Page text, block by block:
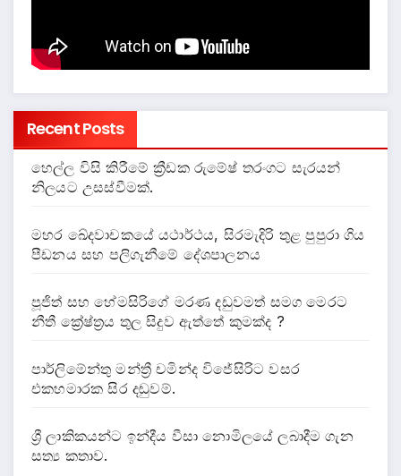
Recent Posts
හෙල්ල විසි කිරීමේ ක්‍රීඩක රුමේෂ් තරංගට සැරයන්
නිලයට උසස්වීමක්.
මහර ඛේදවාචකයේ යථාර්ථය, සිරමැදිරි තුළ පුපුරා ගිය
පීඩනය සහ පලිගැනීමේ දේශපාලනය
පූජිත් සහ හේමසිරිගේ මරණ දඩුවමත් සමග මෙරට
නීතී ක්‍රේෂ්ත්‍රය තුල සිදුව ඇත්තේ කුමක්ද ?
පාර්ලිමේන්තු මන්ත්‍රී චමින්ද විජේසිරිට වසර
එකහමාරක සිර දඬුවම්.
ශ්‍රී ලාකිකයන්ට ඉන්දීය වීසා නොමිලයේ ලබාදීම ගැන
සත්‍ය කතාව.